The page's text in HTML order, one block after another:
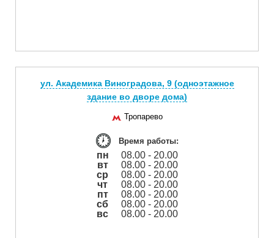
ул. Академика Виноградова, 9 (одноэтажное
здание во дворе дома)
Тропарево
Время работы:
пн
08.00 - 20.00
вт
08.00 - 20.00
ср
08.00 - 20.00
чт
08.00 - 20.00
пт
08.00 - 20.00
сб
08.00 - 20.00
вс
08.00 - 20.00